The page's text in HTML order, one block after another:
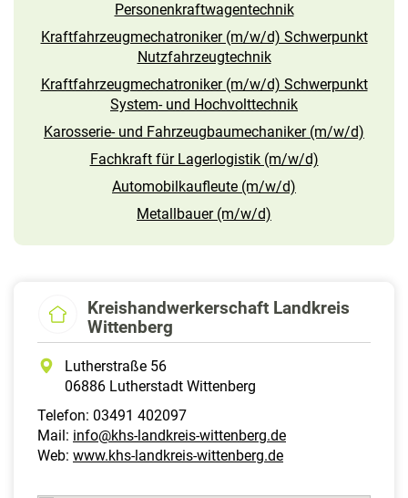
Personenkraftwagentechnik
Kraftfahrzeugmechatroniker (m/w/d) Schwerpunkt
Nutzfahrzeugtechnik
Kraftfahrzeugmechatroniker (m/w/d) Schwerpunkt
System- und Hochvolttechnik
Karosserie- und Fahrzeugbaumechaniker (m/w/d)
Fachkraft für Lagerlogistik (m/w/d)
Automobilkaufleute (m/w/d)
Metallbauer (m/w/d)
Kreishandwerkerschaft Landkreis
Wittenberg
Lutherstraße 56
06886 Lutherstadt Wittenberg
Telefon: 03491 402097
Mail: info@khs-landkreis-wittenberg.de
Web: www.khs-landkreis-wittenberg.de